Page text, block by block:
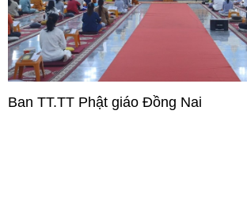
Ban TT.TT Phật giáo Đồng Nai